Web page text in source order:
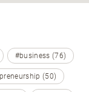
#business (76)
(50)